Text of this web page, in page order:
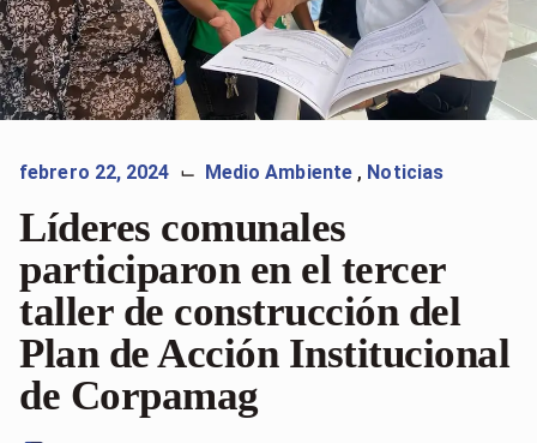
febrero 22, 2024 ⌙ Medio Ambiente , Noticias
Líderes comunales
participaron en el tercer
taller de construcción del
Plan de Acción Institucional
de Corpamag